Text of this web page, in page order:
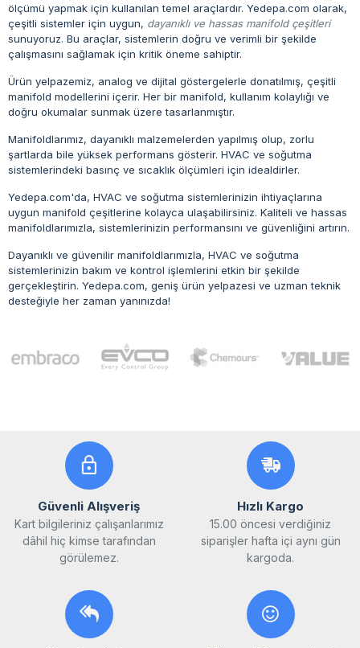
ölçümü yapmak için kullanılan temel araçlardır. Yedepa.com olarak,
çeşitli sistemler için uygun, dayanıklı ve hassas manifold çeşitleri
sunuyoruz. Bu araçlar, sistemlerin doğru ve verimli bir şekilde
çalışmasını sağlamak için kritik öneme sahiptir.
Ürün yelpazemiz, analog ve dijital göstergelerle donatılmış, çeşitli
manifold modellerini içerir. Her bir manifold, kullanım kolaylığı ve
doğru okumalar sunmak üzere tasarlanmıştır.
Manifoldlarımız, dayanıklı malzemelerden yapılmış olup, zorlu
şartlarda bile yüksek performans gösterir. HVAC ve soğutma
sistemlerindeki basınç ve sıcaklık ölçümleri için idealdirler.
Yedepa.com'da, HVAC ve soğutma sistemlerinizin ihtiyaçlarına
uygun manifold çeşitlerine kolayca ulaşabilirsiniz. Kaliteli ve hassas
manifoldlarımızla, sistemlerinizin performansını ve güvenliğini artırın.
Dayanıklı ve güvenilir manifoldlarımızla, HVAC ve soğutma
sistemlerinizin bakım ve kontrol işlemlerini etkin bir şekilde
gerçekleştirin. Yedepa.com, geniş ürün yelpazesi ve uzman teknik
desteğiyle her zaman yanınızda!
Güvenli Alışveriş
Kart bilgileriniz çalışanlarımız
dâhil hiç kimse tarafından
görülemez.
Hızlı Kargo
15.00 öncesi verdiğiniz
siparişler hafta içi aynı gün
kargoda.